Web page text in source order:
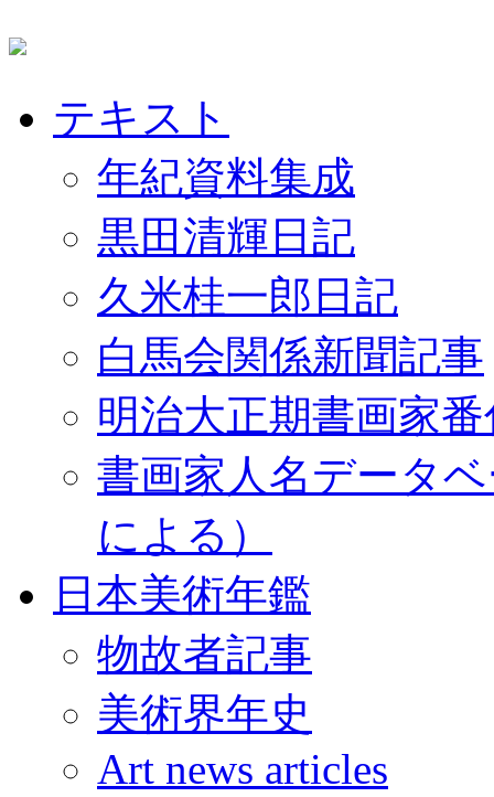
テキスト
年紀資料集成
黒田清輝日記
久米桂一郎日記
白馬会関係新聞記事
明治大正期書画家
書画家人名データ
による）
日本美術年鑑
物故者記事
美術界年史
Art news articles